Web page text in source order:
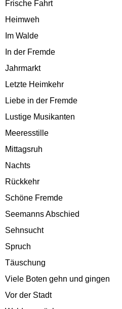
Frische Fahrt
Heimweh
Im Walde
In der Fremde
Jahrmarkt
Letzte Heimkehr
Liebe in der Fremde
Lustige Musikanten
Meeresstille
Mittagsruh
Nachts
Rückkehr
Schöne Fremde
Seemanns Abschied
Sehnsucht
Spruch
Täuschung
Viele Boten gehn und gingen
Vor der Stadt